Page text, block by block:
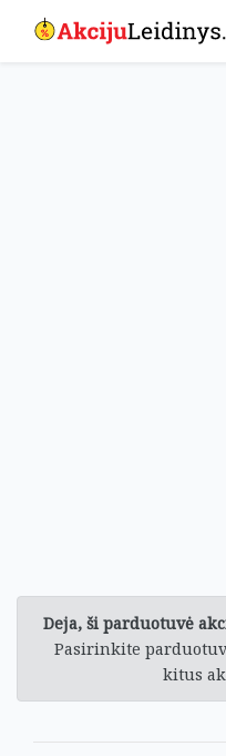
Deja, ši parduotuvė
Pasirinkite
kitus